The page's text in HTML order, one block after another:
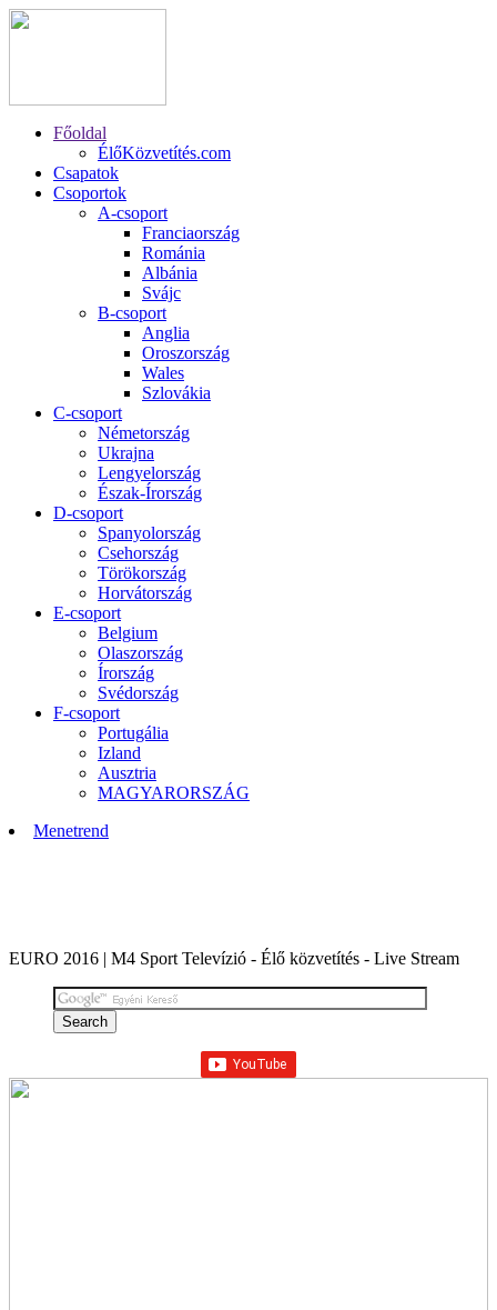
Főoldal
ÉlőKözvetítés.com
Csapatok
Csoportok
A-csoport
Franciaország
Románia
Albánia
Svájc
B-csoport
Anglia
Oroszország
Wales
Szlovákia
C-csoport
Németország
Ukrajna
Lengyelország
Észak-Írország
D-csoport
Spanyolország
Csehország
Törökország
Horvátország
E-csoport
Belgium
Olaszország
Írország
Svédország
F-csoport
Portugália
Izland
Ausztria
MAGYARORSZÁG
Menetrend
EURO 2016 | M4 Sport Televízió - Élő közvetítés - Live Stream